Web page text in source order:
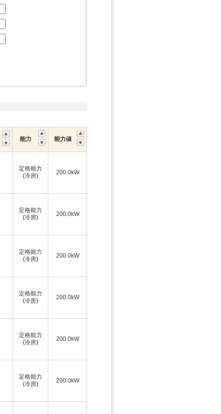
能力 能力値
定格能力
(冷房)
200.0kW
定格能力
(冷房)
200.0kW
定格能力
(冷房)
200.0kW
定格能力
(冷房)
200.0kW
定格能力
(冷房)
200.0kW
定格能力
(冷房)
200.0kW